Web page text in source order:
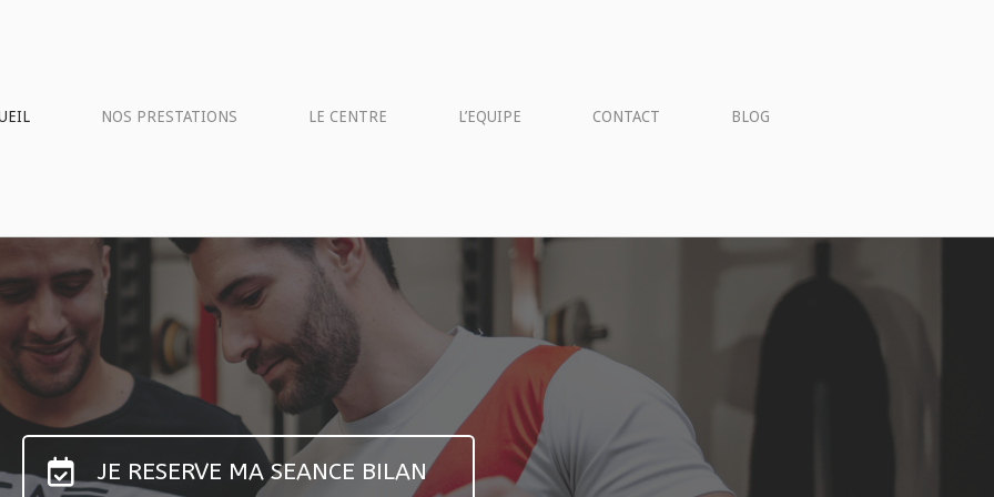
NOS PRESTATIONS LE CENTRE L’EQUIPE CONTACT BLOG
JE RESERVE MA SEANCE BILAN